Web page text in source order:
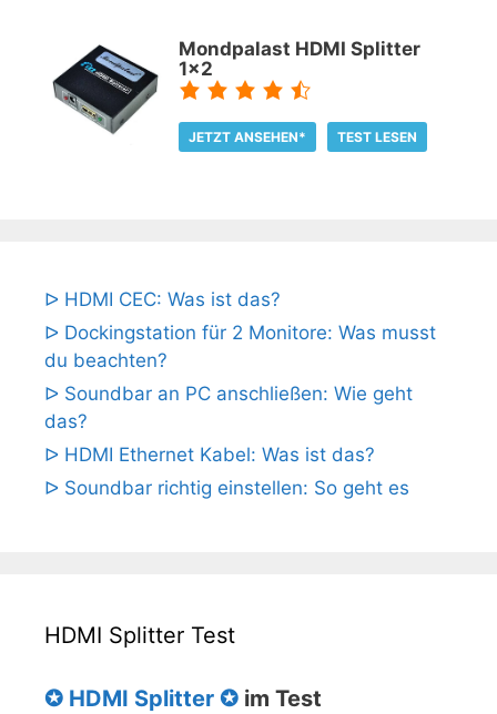
Mondpalast HDMI Splitter
1x2
JETZT ANSEHEN* TEST LESEN
ᐅ HDMI CEC: Was ist das?
ᐅ Dockingstation für 2 Monitore: Was musst
du beachten?
ᐅ Soundbar an PC anschließen: Wie geht
das?
ᐅ HDMI Ethernet Kabel: Was ist das?
ᐅ Soundbar richtig einstellen: So geht es
HDMI Splitter Test
✪ HDMI Splitter ✪ im Test